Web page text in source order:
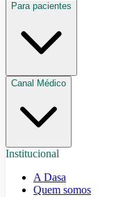
Para pacientes
Canal Médico
Institucional
A Dasa
Quem somos